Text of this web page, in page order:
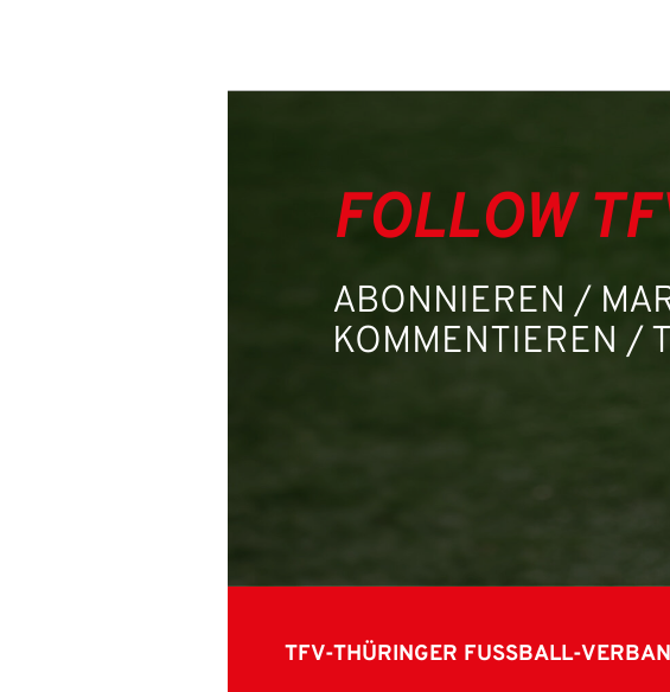
FOLLOW
ABONNIEREN /
KOMMENTIEREN /
TFV-THÜRINGER FUSSBALL-